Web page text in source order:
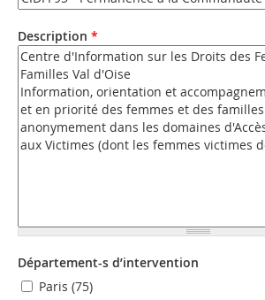
Description *
Département-s d’intervention
Paris (75)